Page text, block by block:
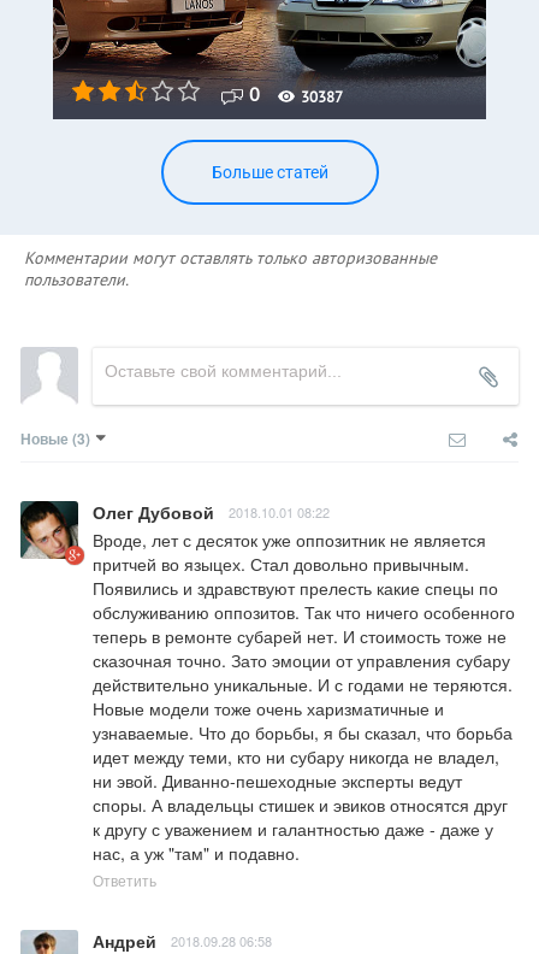
0 30387
Больше статей
Комментарии могут оставлять только авторизованные
пользователи.
Новые (3)
Олег Дубовой 2018.10.01 08:22
Вроде, лет с десяток уже оппозитник не является
притчей во языцех. Стал довольно привычным.
Появились и здравствуют прелесть какие спецы по
обслуживанию оппозитов. Так что ничего особенного
теперь в ремонте субарей нет. И стоимость тоже не
сказочная точно. Зато эмоции от управления субару
действительно уникальные. И с годами не теряются.
Новые модели тоже очень харизматичные и
узнаваемые. Что до борьбы, я бы сказал, что борьба
идет между теми, кто ни субару никогда не владел,
ни эвой. Диванно-пешеходные эксперты ведут
споры. А владельцы стишек и эвиков относятся друг
к другу с уважением и галантностью даже - даже у
нас, а уж "там" и подавно.
Ответить
Андрей 2018.09.28 06:58